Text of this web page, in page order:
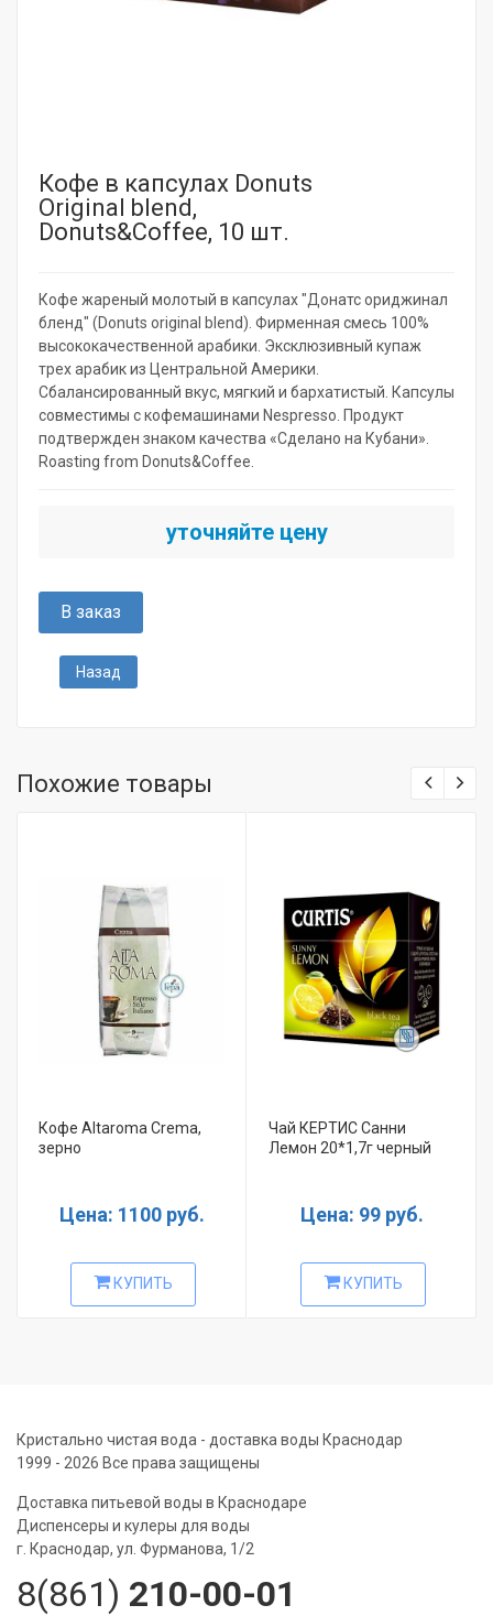
Кофе в капсулах Donuts
Original blend,
Donuts&Coffee, 10 шт.
Кофе жареный молотый в капсулах "Донатс ориджинал
бленд" (Donuts original blend). Фирменная смесь 100%
высококачественной арабики. Эксклюзивный купаж
трех арабик из Центральной Америки.
Сбалансированный вкус, мягкий и бархатистый. Капсулы
совместимы с кофемашинами Nespresso. Продукт
подтвержден знаком качества «Сделано на Кубани».
Roasting from Donuts&Coffee.
уточняйте цену
В заказ
Назад
Похожие товары
Кофе Altaroma Crema,
зерно
Цена: 1100 руб.
КУПИТЬ
Чай КЕРТИС Санни
Лемон 20*1,7г черный
Цена: 99 руб.
КУПИТЬ
Кристально чистая вода - доставка воды Краснодар
1999 - 2026 Все права защищены
Доставка питьевой воды в Краснодаре
Диспенсеры и кулеры для воды
г. Краснодар, ул. Фурманова, 1/2
8(861) 210-00-01